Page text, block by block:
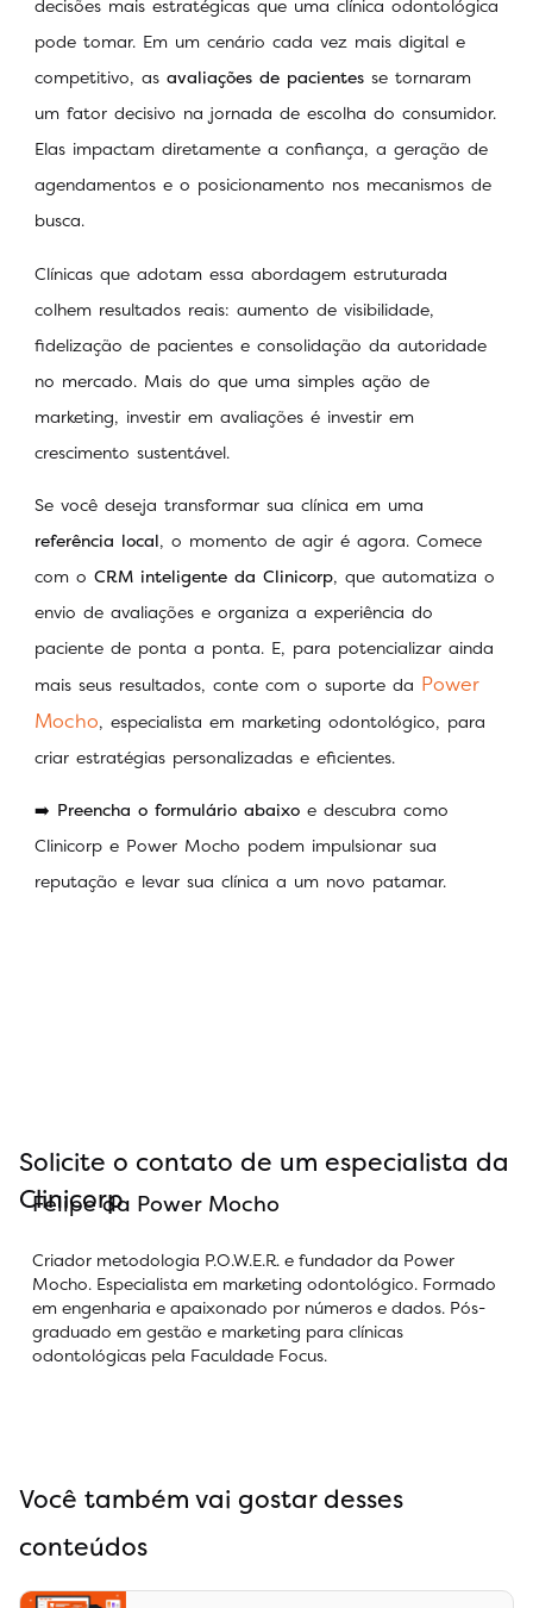
decisões mais estratégicas que uma clínica odontológica
pode tomar. Em um cenário cada vez mais digital e
competitivo, as avaliações de pacientes se tornaram
um fator decisivo na jornada de escolha do consumidor.
Elas impactam diretamente a confiança, a geração de
agendamentos e o posicionamento nos mecanismos de
busca.
Clínicas que adotam essa abordagem estruturada
colhem resultados reais: aumento de visibilidade,
fidelização de pacientes e consolidação da autoridade
no mercado. Mais do que uma simples ação de
marketing, investir em avaliações é investir em
crescimento sustentável.
Se você deseja transformar sua clínica em uma
referência local, o momento de agir é agora. Comece
com o CRM inteligente da Clinicorp, que automatiza o
envio de avaliações e organiza a experiência do
paciente de ponta a ponta. E, para potencializar ainda
mais seus resultados, conte com o suporte da Power
Mocho, especialista em marketing odontológico, para
criar estratégias personalizadas e eficientes.
➡️ Preencha o formulário abaixo e descubra como
Clinicorp e Power Mocho podem impulsionar sua
reputação e levar sua clínica a um novo patamar.
Solicite o contato de um especialista da
Clinicorp
Felipe da Power Mocho
Criador metodologia P.O.W.E.R. e fundador da Power
Mocho. Especialista em marketing odontológico. Formado
em engenharia e apaixonado por números e dados. Pós-
graduado em gestão e marketing para clínicas
odontológicas pela Faculdade Focus.
Você também vai gostar desses
conteúdos